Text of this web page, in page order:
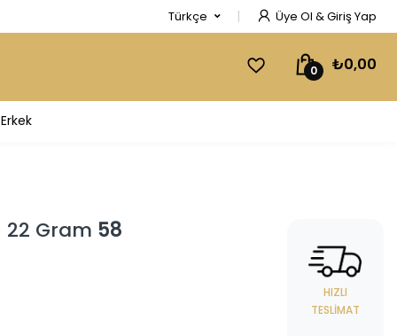
Türkçe Üye Ol & Giriş Yap
0 ₺0,00
Erkek
22 Gram 58
HIZLI
TESLIMAT